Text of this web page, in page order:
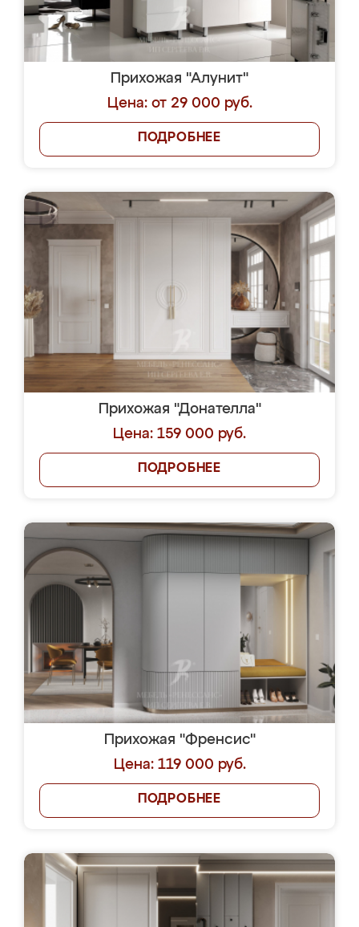
Прихожая "Алунит"
Цена: от 29 000 руб.
ПОДРОБНЕЕ
Прихожая "Донателла"
Цена: 159 000 руб.
ПОДРОБНЕЕ
Прихожая "Френсис"
Цена: 119 000 руб.
ПОДРОБНЕЕ